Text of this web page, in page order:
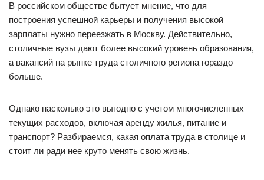
В российском обществе бытует мнение, что для
построения успешной карьеры и получения высокой
зарплаты нужно переезжать в Москву. Действительно,
столичные вузы дают более высокий уровень образования,
а вакансий на рынке труда столичного региона гораздо
больше.
Однако насколько это выгодно с учетом многочисленных
текущих расходов, включая аренду жилья, питание и
транспорт? Разбираемся, какая оплата труда в столице и
стоит ли ради нее круто менять свою жизнь.